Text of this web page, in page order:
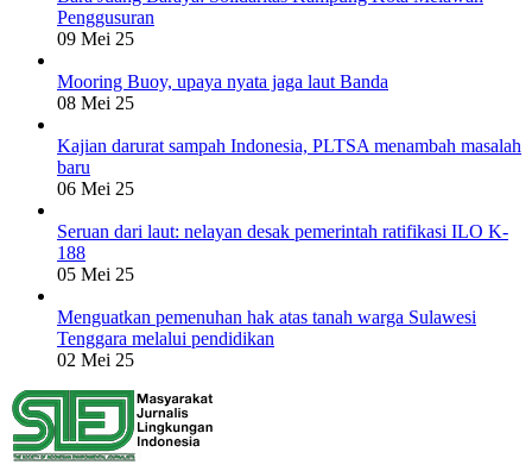
Penggusuran
09 Mei 25
Mooring Buoy, upaya nyata jaga laut Banda
08 Mei 25
Kajian darurat sampah Indonesia, PLTSA menambah masalah
baru
06 Mei 25
Seruan dari laut: nelayan desak pemerintah ratifikasi ILO K-
188
05 Mei 25
Menguatkan pemenuhan hak atas tanah warga Sulawesi
Tenggara melalui pendidikan
02 Mei 25